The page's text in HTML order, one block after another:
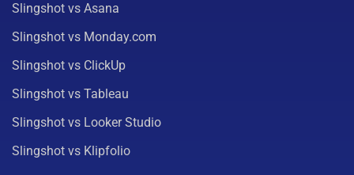
Slingshot vs Asana
Slingshot vs Monday.com
Slingshot vs ClickUp
Slingshot vs Tableau
Slingshot vs Looker Studio
Slingshot vs Klipfolio